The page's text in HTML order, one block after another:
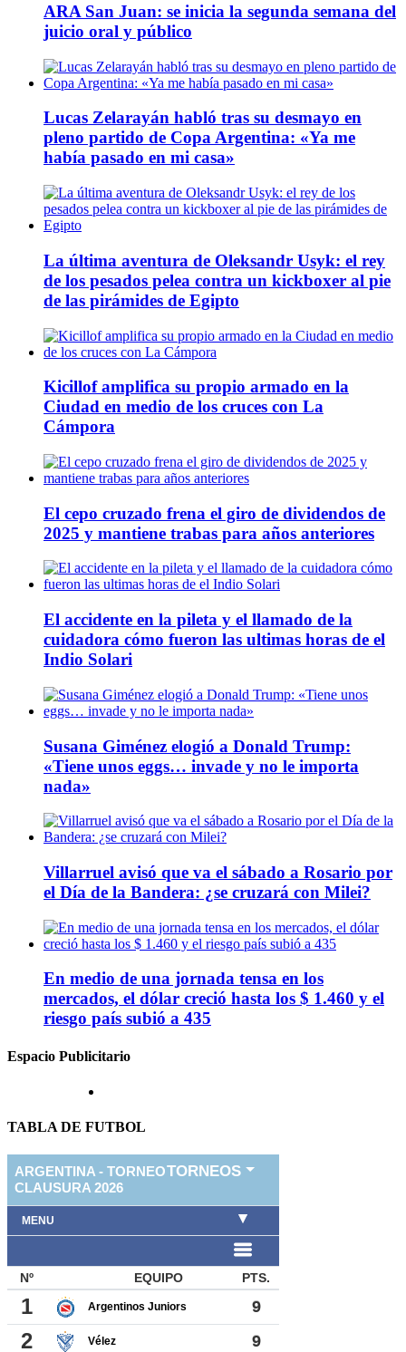
ARA San Juan: se inicia la segunda semana del
juicio oral y público
Lucas Zelarayán habló tras su desmayo en
pleno partido de Copa Argentina: «Ya me
había pasado en mi casa»
La última aventura de Oleksandr Usyk: el rey
de los pesados pelea contra un kickboxer al pie
de las pirámides de Egipto
Kicillof amplifica su propio armado en la
Ciudad en medio de los cruces con La
Cámpora
El cepo cruzado frena el giro de dividendos de
2025 y mantiene trabas para años anteriores
El accidente en la pileta y el llamado de la
cuidadora cómo fueron las ultimas horas de el
Indio Solari
Susana Giménez elogió a Donald Trump:
«Tiene unos eggs… invade y no le importa
nada»
Villarruel avisó que va el sábado a Rosario por
el Día de la Bandera: ¿se cruzará con Milei?
En medio de una jornada tensa en los
mercados, el dólar creció hasta los $ 1.460 y el
riesgo país subió a 435
Espacio Publicitario
TABLA DE FUTBOL